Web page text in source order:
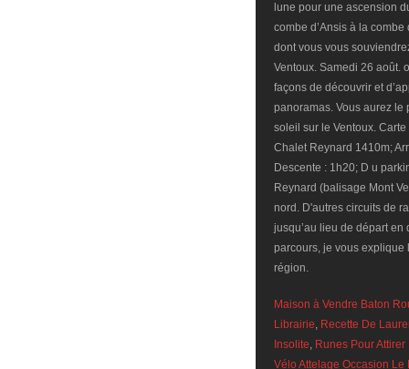
lune pour une ascension
combe d’Ansis à la
dont vous vous
Ventoux. Samedi 26 août.
façons de découvrir et
panoramas. Vous aurez le
soleil sur le Ventoux.
Chalet Reynard 1410m;
Descente : 1h20; D u
Reynard (balisage Mont
nord. D'autres circuits de
jusqu’au lieu de départ
parcours, je vous explique
région.
Maison à Vendre Baton
Librairie, Recette De
Insolite, Runes Pour
Vélo Attelage Occasion Le